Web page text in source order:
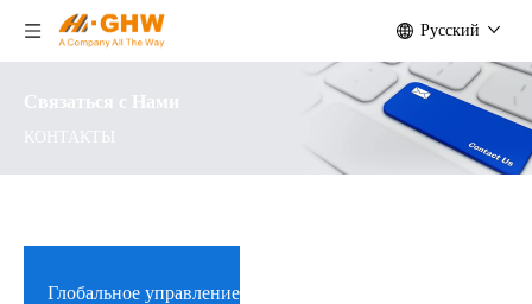
Pусский
Связаться с Нами
КОНТАКТЫ
Глобальное управление